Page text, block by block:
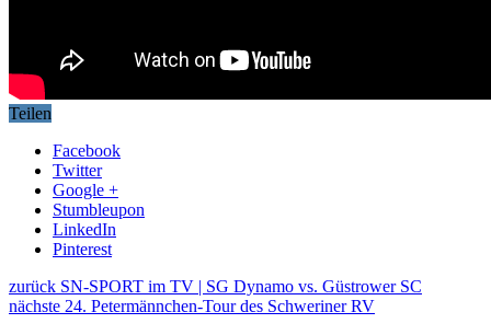
Teilen
Facebook
Twitter
Google +
Stumbleupon
LinkedIn
Pinterest
zurück SN-SPORT im TV | SG Dynamo vs. Güstrower SC
nächste 24. Petermännchen-Tour des Schweriner RV